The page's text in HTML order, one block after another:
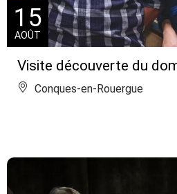
Visite découverte du
15
AOÛT
Conques-en-Rouergue